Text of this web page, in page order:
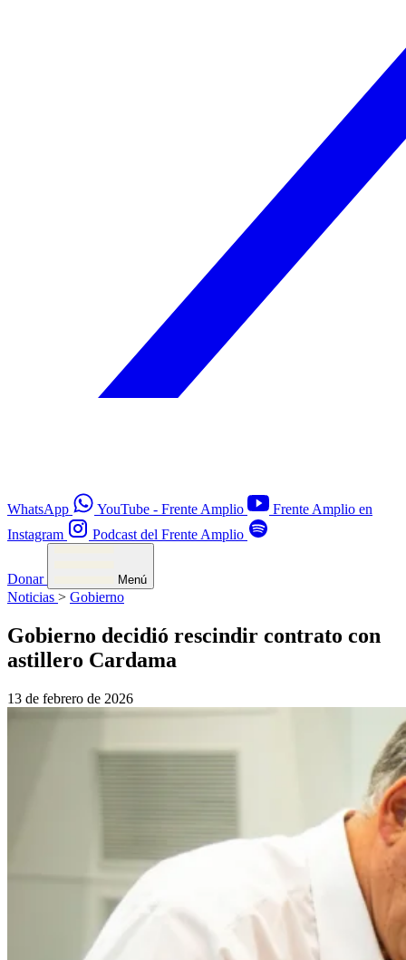
WhatsApp YouTube - Frente Amplio
Frente Amplio en
Instagram
Podcast del Frente Amplio
Donar Menú
Noticias > Gobierno
Gobierno decidió rescindir contrato con
astillero Cardama
13 de febrero de 2026